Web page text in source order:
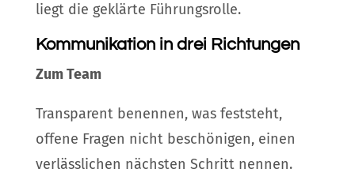
liegt die geklärte Führungsrolle.
Kommunikation in drei Richtungen
Zum Team
Transparent benennen, was feststeht,
offene Fragen nicht beschönigen, einen
verlässlichen nächsten Schritt nennen.